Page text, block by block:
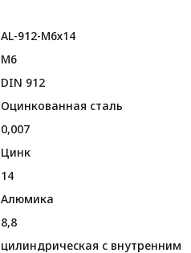
AL-912-M6х14
М6
DIN 912
Оцинкованная сталь
0,007
Цинк
14
Алюмика
8,8
цилиндрическая с внутренним